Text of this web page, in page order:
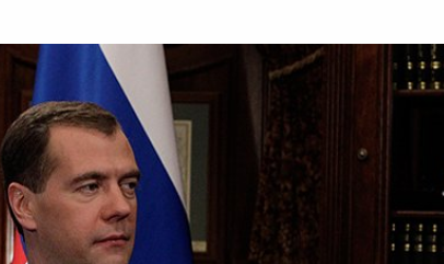
Показать следующие материалы
Российской Федерации